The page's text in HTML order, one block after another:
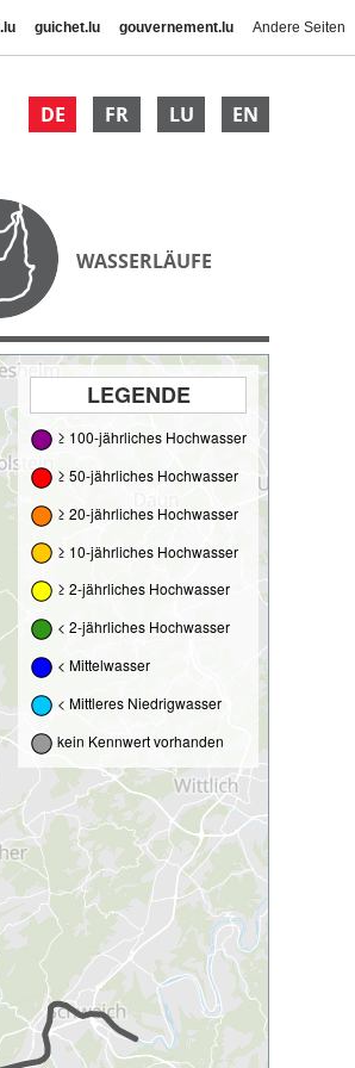
guichet.lu gouvernement.lu Andere Seiten
DE FR LU EN
WASSERLÄUFE
LEGENDE
≥ 100-jährliches Hochwasser
≥ 50-jährliches Hochwasser
≥ 20-jährliches Hochwasser
≥ 10-jährliches Hochwasser
≥ 2-jährliches Hochwasser
< 2-jährliches Hochwasser
< Mittelwasser
< Mittleres Niedrigwasser
kein Kennwert vorhanden